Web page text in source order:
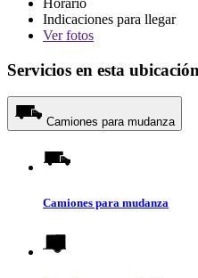
Horario
Indicaciones para llegar
Verfotos
Servicios en esta
Camiones para mudanza
Camiones para mudanza